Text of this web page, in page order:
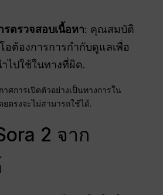
ตรวจสอบเนื้อหา: คุณสมบัติ
อต้องการการกำกับดูแลเพื่อ
ไปใช้ในทางที่ผิด.
ศการเปิดตัวอย่างเป็นทางการใน
ตรงจะไม่สามารถใช้ได้.
2 จาก